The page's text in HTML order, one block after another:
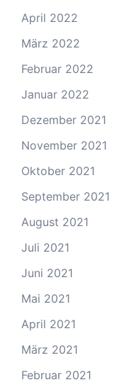
April 2022
März 2022
Februar 2022
Januar 2022
Dezember 2021
November 2021
Oktober 2021
September 2021
August 2021
Juli 2021
Juni 2021
Mai 2021
April 2021
März 2021
Februar 2021